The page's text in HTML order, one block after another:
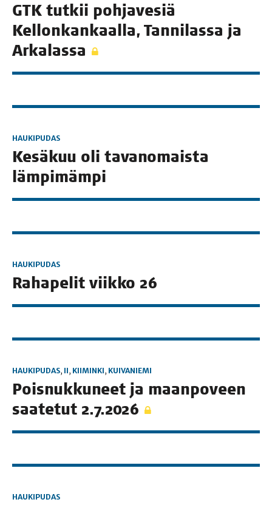
GTK tut­kii poh­ja­ve­siä
Kel­lon­kan­kaal­la, Tan­ni­las­sa ja
Arkalassa
HAUKIPUDAS
Kesä­kuu oli tavan­omais­ta
lämpimämpi
HAUKIPUDAS
Raha­pe­lit viik­ko 26
HAUKIPUDAS, II, KIIMINKI, KUIVANIEMI
Pois­nuk­ku­neet ja maan­po­veen
saa­te­tut 2.7.2026
HAUKIPUDAS